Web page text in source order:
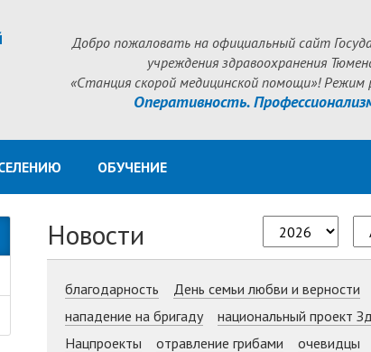
Добро пожаловать на официальный сайт
учреждения здравоохранения
«Станция скорой медицинской помощи»!
Оперативность.
ОБУЧЕНИЕ
Новости
благодарность День семьи любви и верности
нападение на бригаду
национальный проект
Нацпроекты
отравление грибами очевидцы